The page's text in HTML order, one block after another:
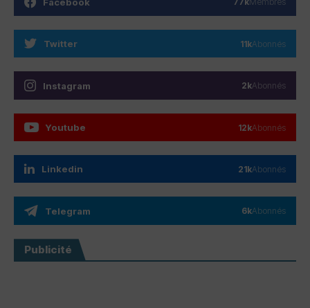
Twitter 11kAbonnés
Instagram 2kAbonnés
Youtube 12kAbonnés
Linkedin 21kAbonnés
Telegram 6kAbonnés
Publicité